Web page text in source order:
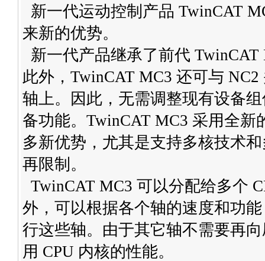
新一代运动控制产品 TwinCAT
来新的优势。
新一代产品继承了前代
此外，TwinCAT MC3 还可与
轴上。因此，无需调整现有设备
备功能。TwinCAT MC3 采用全
多新优势，尤其是支持多核技术
再限制。
TwinCAT MC3 可以分配给多个
外，可以根据各个轴的速度和功
行这些轴。由于其它轴不需要再
用 CPU 内核的性能。